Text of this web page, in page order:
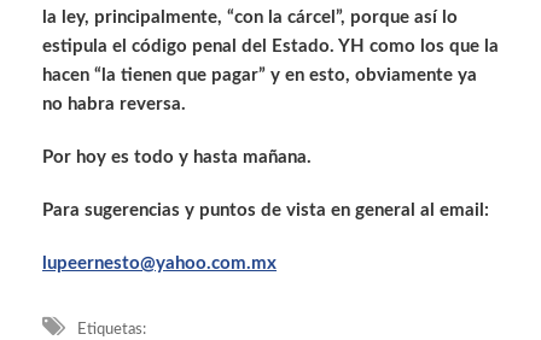
la ley, principalmente, “con la cárcel”, porque así lo
estipula el código penal del Estado. YH como los que la
hacen “la tienen que pagar” y en esto, obviamente ya
no habra reversa.
Por hoy es todo y hasta mañana.
Para sugerencias y puntos de vista en general al email:
lupeernesto@yahoo.com.mx
Etiquetas: